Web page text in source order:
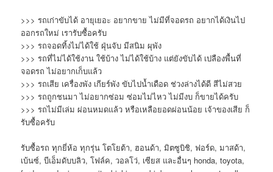
>>> รถเก่าขับได้ อายุเยอะ อยากขาย ไม่มีที่จอดรถ อยากได้เงินไป
ออกรถใหม่ เรารับซื้อครับ
>>> รถจอดทิ้งไม่ได้ใช้ ฝุ่นจับ มีสนิม ผุพัง
>>> รถที่ไม่ได้ใช้งาน ใช้บ้าง ไม่ได้ใช้บ้าง แต่ยังขับได้ เปลืองพื้นที่
จอดรถ ไม่อยากเก็บแล้ว
>>> รถเสีย เครื่องพัง เกียร์พัง ขับไปน้ำเดือด ช่วงล่างได้ดี สีไม่สวย
>>> รถถูกชนมา ไม่อยากซ่อม ซ่อมไม่ไหว ไม่มีงบ ก็ขายได้ครับ
>>> รถไม่มีเล่ม ผ่อนหมดแล้ว หรือเหลือยอดผ่อนน้อย เจ้าของเสีย ก็
รับซื้อครับ
รับซื้อรถ ทุกยี่ห้อ ทุกรุ่น โตโยต้า, ฮอนด้า, มิตซูบิชิ, ฟอร์ด, มาสด้า,
เบ้นซ์, บีเอ็มดับบลิว, โฟล์ค, วอลโว่, เซียส และอื่นๆ honda, toyota,